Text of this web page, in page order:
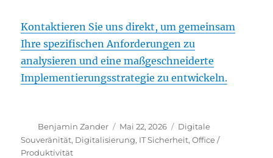
Kontaktieren Sie uns direkt, um gemeinsam
Ihre spezifischen Anforderungen zu
analysieren und eine maßgeschneiderte
Implementierungsstrategie zu entwickeln.
Autor
Benjamin Zander
Veröffentlicht
am
Mai 22, 2026 Kategorien
Digitale
Souveränität, Digitalisierung, IT Sicherheit,Office /
Produktivität